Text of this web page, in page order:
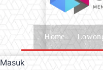
Home
Masuk